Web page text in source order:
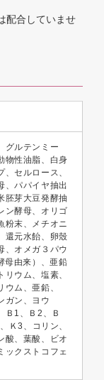
配合していませ
グルテンミー
物性油脂、白身
セルロース、
、パパイヤ抽出
胚芽大豆発酵抽
ン酵母、オリゴ
粉末、メチオニ
還元水飴、卵殼
、オメガ３パウ
母由来）、亜鉛
ウム、塩素、
ム、亜鉛、
ガン、ヨウ
Ｂ1、Ｂ2、Ｂ
Ｋ3、コリン、
酸、葉酸、ビオ
ックストコフェ